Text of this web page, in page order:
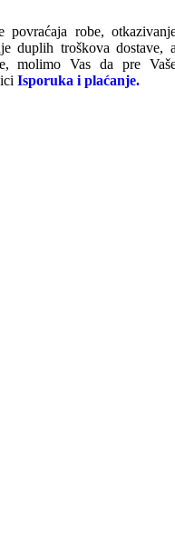
povraćaja robe,
duplih troškova dostave,
molimo Vas da pre
Isporuka i plaćanje.